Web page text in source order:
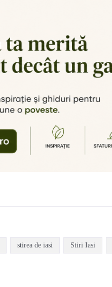
stirea de iasi Stiri Iasi